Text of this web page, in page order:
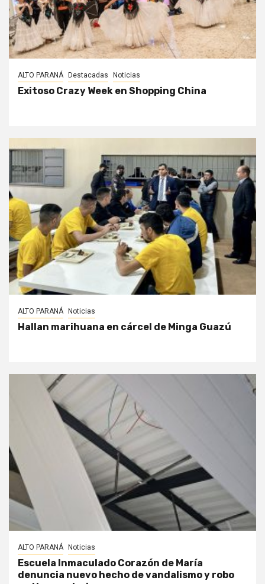
ALTO PARANÁ Destacadas Noticias
Exitoso Crazy Week en Shopping China
ALTO PARANÁ Noticias
Hallan marihuana en cárcel de Minga Guazú
ALTO PARANÁ Noticias
Escuela Inmaculado Corazón de María
denuncia nuevo hecho de vandalismo y robo